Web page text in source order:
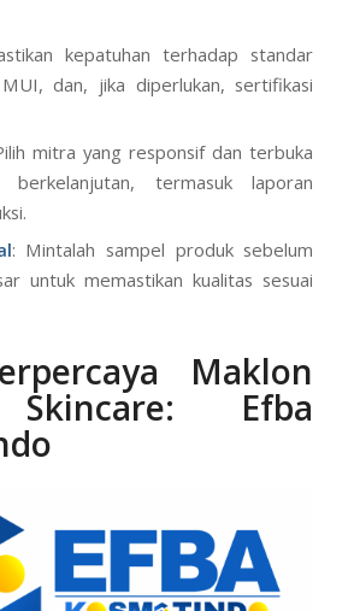
kepatuhan terhadap standar
dan, jika diperlukan, sertifikasi
mitra yang responsif dan terbuka
berkelanjutan, termasuk laporan
: Mintalah sampel produk sebelum
untuk memastikan kualitas sesuai
Maklon
Efba